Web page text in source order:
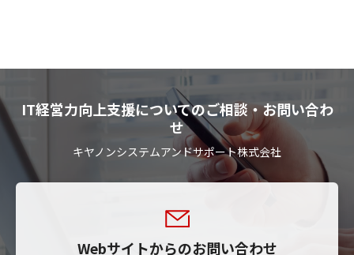
IT経営力向上支援についてのご相談・お問い合わ
せ
キヤノンシステムアンドサポート株式会社
Webサイトからのお問い合わせ